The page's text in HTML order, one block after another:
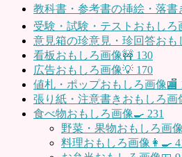
教科書・参考書の挿絵・落
受験・試験・テストおもしろ
意見箱の珍意見・珍回答おも
看板おもしろ画像🚧 130
広告おもしろ画像💡 170
値札・ポップおもしろ画像🏬
張り紙・注意書きおもしろ画
食べ物おもしろ画像🍳 231
野菜・果物おもしろ画
料理おもしろ画像👩‍🍳